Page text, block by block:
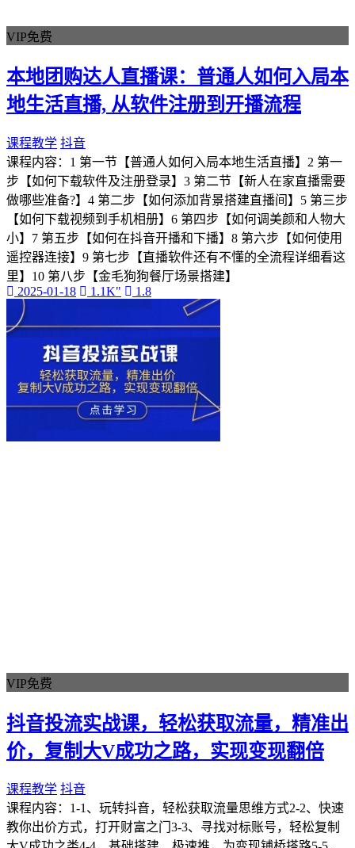
VIP免费
本地团购达人直播课：普通人如何入局本
地生活直播, 从软件注册到开播流程
课程教学 抖音
课程内容：1 第一节【普通人如何入局本地生活直播】2 第一
步【如何下载软件及注册登录】3 第二节【新人在家直播需要
做哪些准备?】4 第二步【如何添加背景搭建直播间】5 第三步
【如何下载视频到手机相册】6 第四步【如何调美颜和人物大
小】7 第五步【如何在抖音开播和下播】8 第六步【如何使用
遥控器连接】9 第七步【直播软件还有不懂的全流程详细看这
里】10 第八步【金毛狗狗餐厅场景搭建】
2025-01-18
1.1K" 1.8
VIP免费
抖音投流实战课，轻松获取流量，精准出
价，复制大V成功之路，实现变现翻倍
课程教学 抖音
课程内容：1-1、玩转抖音，轻松获取流量思维方式2-2、快速
教你出价方式，打开财富之门3-3、寻找对标账号，轻松复制